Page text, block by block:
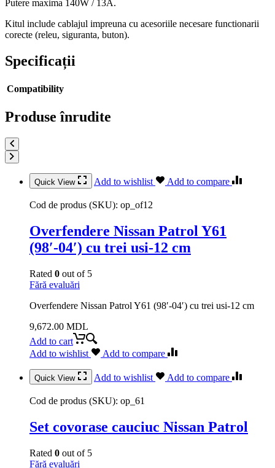
Putere maxima 140W / 13A.
Kitul include cablajul impreuna cu acesoriile necesare functionarii
corecte (releu, siguranta, buton).
Specificații
Compatibility
Produse înrudite
Quick View Add to wishlist Add to compare
Cod de produs (SKU): op_of12
Overfendere Nissan Patrol Y61
(98′-04′) cu trei usi-12 cm
Rated 0 out of 5
Fără evaluări
Overfendere Nissan Patrol Y61 (98′-04′) cu trei usi-12 cm
9,672.00 MDL
Add to cart
Add to wishlist
Add to compare
Quick View Add to wishlist Add to compare
Cod de produs (SKU): op_61
Set covorase cauciuc Nissan Patrol
Rated 0 out of 5
Fără evaluări